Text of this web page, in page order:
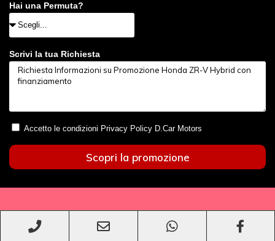
Hai una Permuta?
Scrivi la tua Richiesta
Accetto le condizioni Privacy Policy D.Car Motors
Scopri la promozione